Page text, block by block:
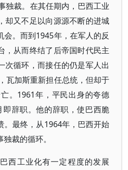
独裁。在其任期内，巴西工业
却又不足以向源源不断的进城
会。而到1945年，在军人的反
，从而终结了后帝国时代民主
次循环，而接任的仍是军人出
瓦加斯重新担任总统，但却于
。1961年，平民出身的夸德
辞职。他的辞职，使巴西脆
。最终，从1964年，巴西开始
裁的循环。
西工业化有一定程度的发展